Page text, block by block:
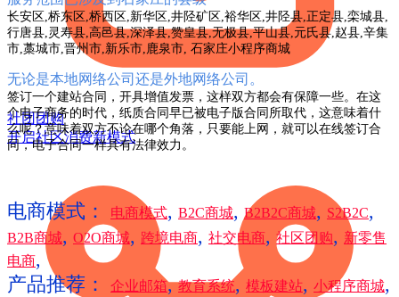
社团团购
开启社区消费新模式
长安区,桥东区,桥西区,新华区,井陉矿区,裕华区,井陉县,正定县,栾城县,
行唐县,灵寿县,高邑县,深泽县,赞皇县,无极县,平山县,元氏县,赵县,辛集
市,藁城市,晋州市,新乐市,鹿泉市, 石家庄小程序商城
无论是本地网络公司还是外地网络公司。
签订一个建站合同，开具增值发票，这样双方都会有保障一些。在这
个电子商务的时代，纸质合同早已被电子版合同所取代，这意味着什
么呢？意味着双方不论在哪个角落，只要能上网，就可以在线签订合
同，电子合同一样具有法律效力。
电商模式： 电商模式, B2C商城, B2B2C商城, S2B2C,
B2B商城, O2O商城, 跨境电商, 社交电商, 社区团购, 新零售
电商,
产品推荐：
企业邮箱,教育系统, 模板建站, 小程序商城,